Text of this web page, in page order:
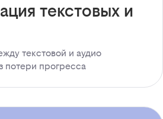
текстовых и
текстовой и аудио
потери прогресса